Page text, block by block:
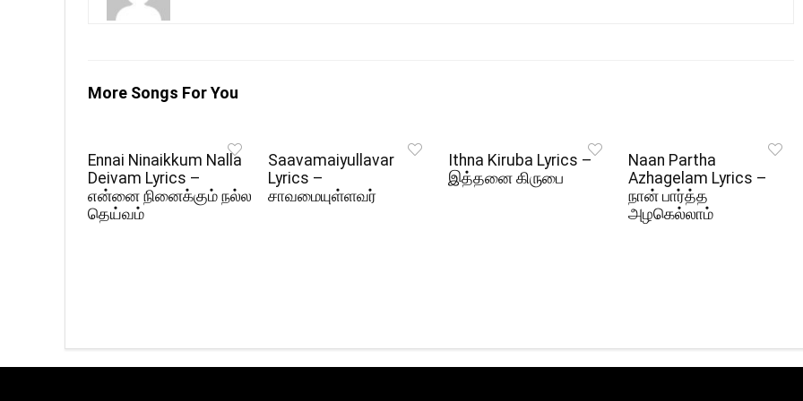
More Songs For You
Ennai Ninaikkum Nalla
Deivam Lyrics –
என்னை நினைக்கும் நல்ல
தெய்வம்
Saavamaiyullavar
Lyrics –
சாவமையுள்ளவர்
Ithna Kiruba Lyrics –
இத்தனை கிருபை
Naan Partha
Azhagelam Lyrics –
நான் பார்த்த
அழகெல்லாம்